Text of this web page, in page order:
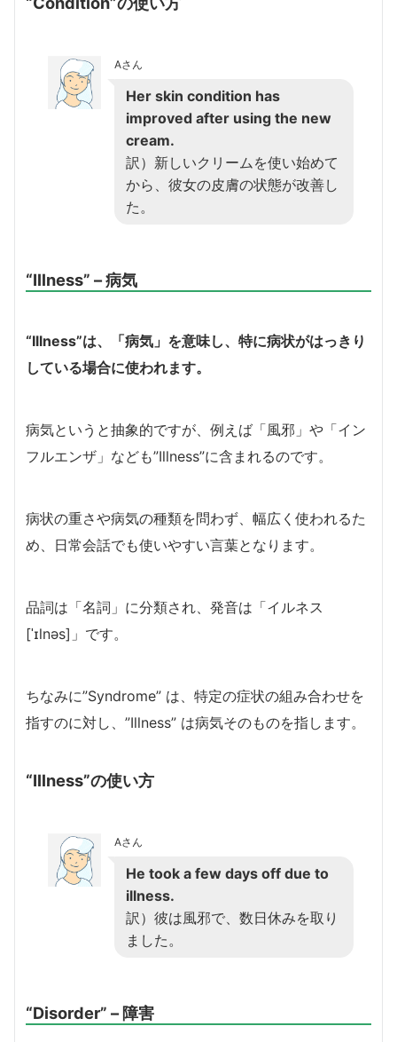
Aさん
Her skin condition has
improved after using the new
cream.
訳）新しいクリームを使い始めて
から、彼女の皮膚の状態が改善し
た。
“Illness” – 病気
“Illness”は、「病気」を意味し、特に病状がはっきり
している場合に使われます。
病気というと抽象的ですが、例えば「風邪」や「イン
フルエンザ」なども”Illness”に含まれるのです。
病状の重さや病気の種類を問わず、幅広く使われるた
め、日常会話でも使いやすい言葉となります。
品詞は「名詞」に分類され、発音は「イルネス
[ˈɪlnəs]」です。
ちなみに”Syndrome” は、特定の症状の組み合わせを
指すのに対し、”Illness” は病気そのものを指します。
“Illness”の使い方
Aさん
He took a few days off due to
illness.
訳）彼は風邪で、数日休みを取り
ました。
“Disorder” – 障害